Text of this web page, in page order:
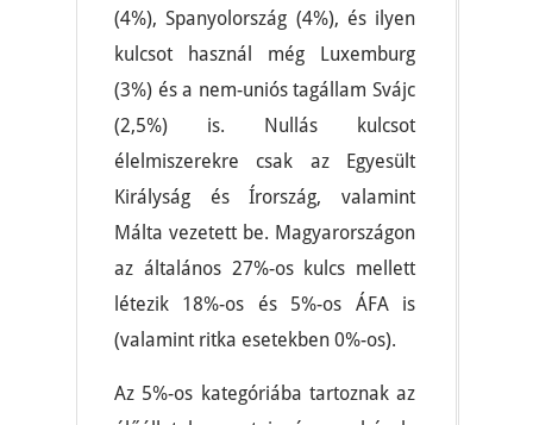
(4%), Spanyolország (4%), és ilyen
kulcsot használ még Luxemburg
(3%) és a nem-uniós tagállam Svájc
(2,5%) is. Nullás kulcsot
élelmiszerekre csak az Egyesült
Királyság és Írország, valamint
Málta vezetett be. Magyarországon
az általános 27%-os kulcs mellett
létezik 18%-os és 5%-os ÁFA is
(valamint ritka esetekben 0%-os).
Az 5%-os kategóriába tartoznak az